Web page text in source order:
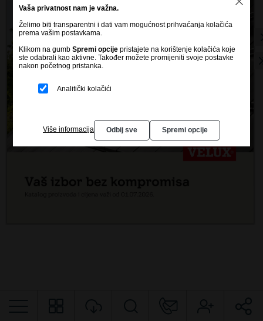
Za optimalan prikaz, rotirajte
uređaj u pejzažni način!
Vaša privatnost nam je važna.
Želimo biti transparentni i dati vam mogućnost prihvaćanja kolačića
prema vašim postavkama.
Klikom na gumbSpremi opcije pristajete na korištenje kolačića koje
ste odabrali kao aktivne. Također možete promijeniti svoje postavke
nakon početnog pristanka.
Analitički kolačići
Više informacija Odbij sve Spremi opcije